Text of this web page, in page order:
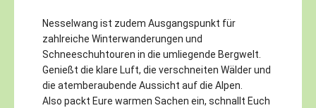
Nesselwang ist zudem Ausgangspunkt für
zahlreiche Winterwanderungen und
Schneeschuhtouren in die umliegende Bergwelt.
Genießt die klare Luft, die verschneiten Wälder und
die atemberaubende Aussicht auf die Alpen.
Also packt Eure warmen Sachen ein, schnallt Euch